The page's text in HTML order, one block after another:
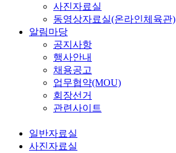
사진자료실
동영상자료실(온라인체육관)
알림마당
공지사항
행사안내
채용공고
업무협약(MOU)
회장선거
관련사이트
일반자료실
사진자료실